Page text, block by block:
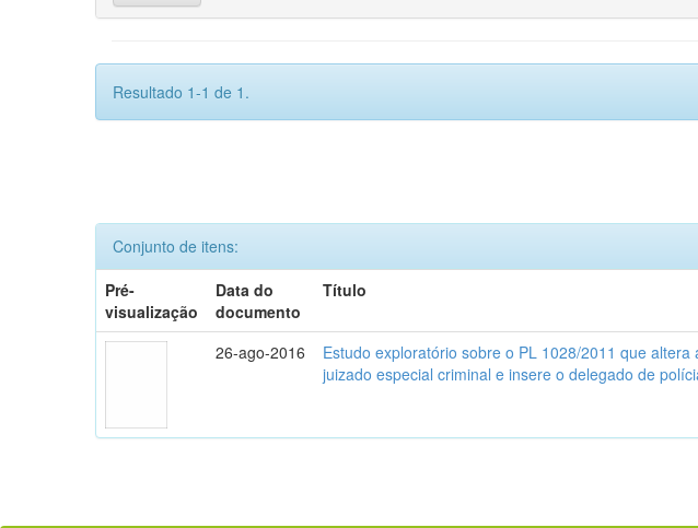
Resultado 1-1 de 1.
Conjunto de itens:
Pré-
visualização
Data do
documento
Título
26-ago-2016
Estudo exploratório sobre o PL 1028/2011 que altera
juizado especial criminal e insere o delegado de